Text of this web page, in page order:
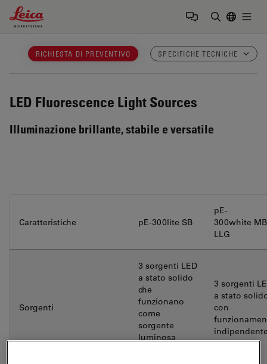
Leica Microsystems Logo
RICHIESTA DI PREVENTIVO SPECIFICHE TECNICHE
LED Fluorescence Light Sources
Illuminazione brillante, stabile e versatile
Caratteristiche pE-300lite SB
pE-
300white MB
LLG
Sorgenti
3 sorgenti LED
a stato solido
che
funzionano
come
sorgente
luminosa
3 sorgenti
a stato
con